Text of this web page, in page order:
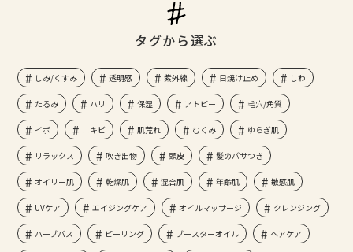
タグから選ぶ
しみ/くすみ 透明感 紫外線 日焼け止め しわ
たるみ ハリ 保湿 アトピー 毛穴/角質
イボ ニキビ 肌荒れ むくみ ゆらぎ肌
リラックス 吹き出物 頭皮 髪のパサつき
オイリー肌 乾燥肌 混合肌 年齢肌 敏感肌
UVケア エイジングケア オイルマッサージ クレンジング
ハーブバス ピーリング ブースターオイル ヘアケア